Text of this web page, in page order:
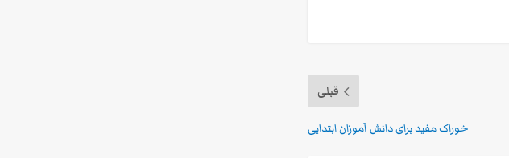
قبلی
خوراک مفید برای دانش آموزان ابتدایی